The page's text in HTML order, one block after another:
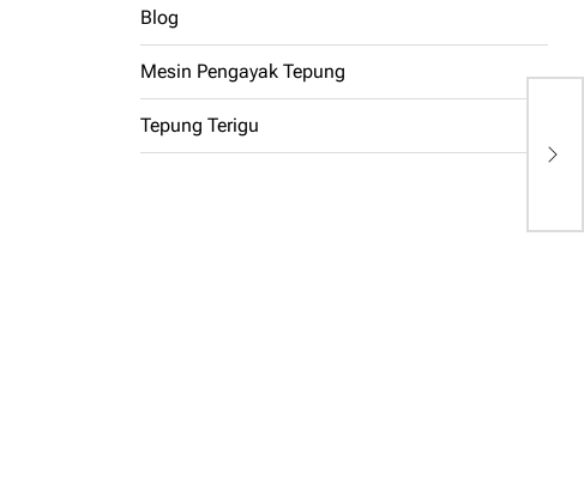
Blog
Mesin Pengayak Tepung
Tepung Terigu